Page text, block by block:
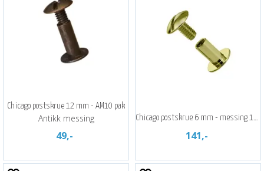
Chicago postskrue 12 mm - AM10 pak
Antikk messing
49,-
Chicago postskrue 6 mm - messing 10 pak
141,-